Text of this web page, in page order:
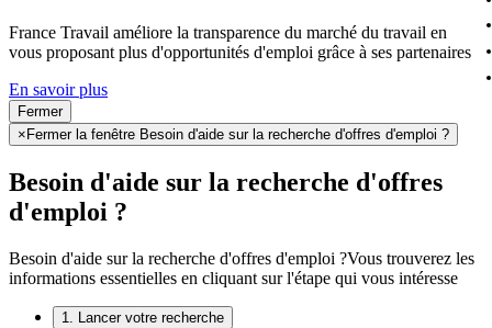
France Travail améliore la transparence du marché du travail en
vous proposant plus d'opportunités d'emploi grâce à ses partenaires
En savoir plus
Fermer
× Fermer la fenêtre Besoin d'aide sur la recherche d'offres d'emploi ?
Besoin d'aide sur la recherche d'offres
d'emploi ?
Besoin d'aide sur la recherche d'offres d'emploi ?Vous trouverez les
informations essentielles en cliquant sur l'étape qui vous intéresse
1. Lancer votre recherche